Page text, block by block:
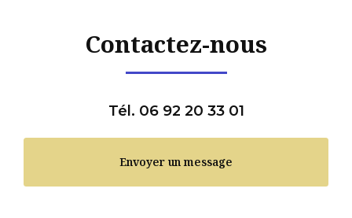
Contactez-nous
Tél. 06 92 20 33 01
Envoyer un message